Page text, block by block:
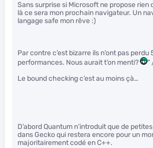
Sans surprise si Microsoft ne propose rien
là ce sera mon prochain navigateur. Un
langage safe mon rêve :)
Par contre c’est bizarre ils n’ont pas perdu
performances. Nous aurait t’on menti?
"
Le bound checking c’est au moins çà…
D’abord Quantum n’introduit que de
dans Gecko qui restera encore pour un
majoritairement codé en C++.